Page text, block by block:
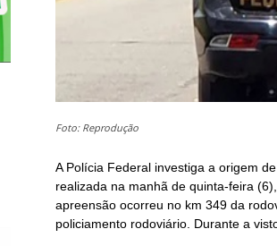
Foto: Reprodução
A Polícia Federal investiga a origem
realizada na manhã de quinta-feira
apreensão ocorreu no km 349 da
policiamento rodoviário. Durante a